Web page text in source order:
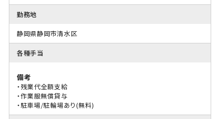
勤務地
静岡県静岡市清水区
各種手当
備考
・残業代全額支給
・作業服無償貸与
・駐車場/駐輪場あり(無料)